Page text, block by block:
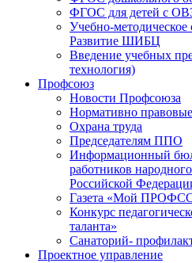
ФГОС для детей с
Учебно-
Развитие ШИБЦ
Введение учебных
технология)
Профсоюз
Новости Профсоюза
Нормативно
Охрана труда
Председателям ППО
Информационный
работников
Российской
Газета «Мой
Конкурс
таланта»
Санаторий-
Проектное управление